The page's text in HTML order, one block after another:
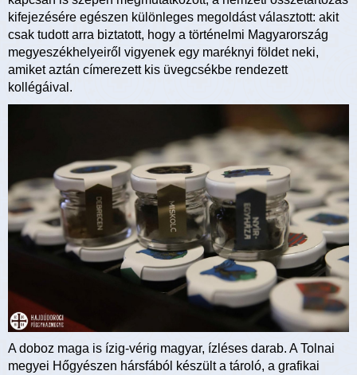
kifejezésére egészen különleges megoldást választott: akit
csak tudott arra biztatott, hogy a történelmi Magyarország
megyeszékhelyeiről vigyenek egy maréknyi földet neki,
amiket aztán címerezett kis üvegcsékbe rendezett
kollégáival.
A doboz maga is ízig-vérig magyar, ízléses darab. A Tolnai
megyei Hőgyészen hársfából készült a tároló, a grafikai